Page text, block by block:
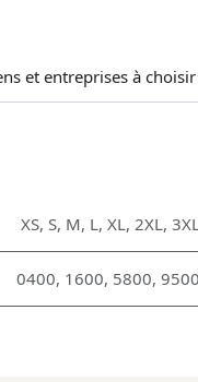
et entreprises à
XS, S, M, L, XL, 2XL,
0400, 1600, 5800, 9500